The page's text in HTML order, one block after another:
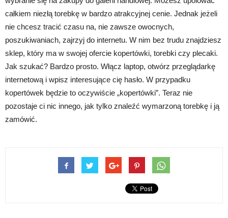
całkiem niezłą torebkę w bardzo atrakcyjnej cenie. Jednak jeżeli
nie chcesz tracić czasu na, nie zawsze owocnych,
poszukiwaniach, zajrzyj do internetu. W nim bez trudu znajdziesz
sklep, który ma w swojej ofercie kopertówki, torebki czy plecaki.
Jak szukać? Bardzo prosto. Włącz laptop, otwórz przeglądarkę
internetową i wpisz interesujące cię hasło. W przypadku
kopertówek będzie to oczywiście „kopertówki”. Teraz nie
pozostaje ci nic innego, jak tylko znaleźć wymarzoną torebkę i ją
zamówić.